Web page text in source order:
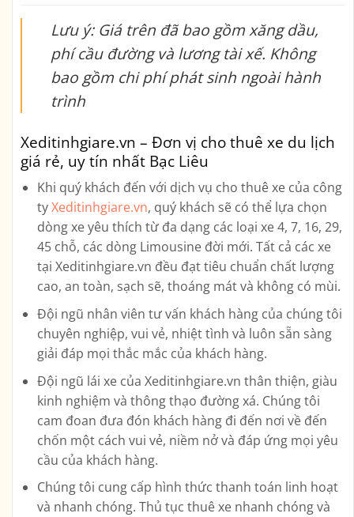
Lưu ý: Giá trên đã bao gồm xăng dầu,
phí cầu đường và lương tài xế. Không
bao gồm chi phí phát sinh ngoài hành
trình
Xeditinhgiare.vn – Đơn vị cho thuê xe du lịch
giá rẻ, uy tín nhất Bạc Liêu
Khi quý khách đến với dịch vụ cho thuê xe của công
tyXeditinhgiare.vn, quý khách sẽ có thể lựa chọn
dòng xe yêu thích từ đa dạng các loại xe4, 7, 16, 29,
45 chỗ, các dòng Limousine đời mới. Tất cả các xe
tại Xeditinhgiare.vn đều đạt tiêu chuẩn chất lượng
cao, an toàn, sạch sẽ, thoáng mát và không có mùi.
Đội ngũ nhân viên tư vấn khách hàng của chúng tôi
chuyên nghiệp, vui vẻ, nhiệt tình và luôn sẵn sàng
giải đáp mọi thắc mắc của khách hàng.
Đội ngũ lái xe của Xeditinhgiare.vn thân thiện, giàu
kinh nghiệm và thông thạo đường xá. Chúng tôi
cam đoan đưa đón khách hàng đi đến nơi về đến
chốn một cách vui vẻ, niềm nở và đáp ứng mọi yêu
cầu của khách hàng.
Chúng tôi cung cấp hình thức thanh toán linh hoạt
và nhanh chóng. Thủ tục thuê xe nhanh chóng và